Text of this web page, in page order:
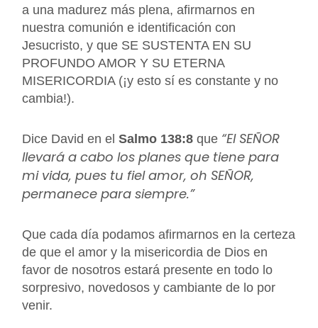
a una madurez más plena, afirmarnos en
nuestra comunión e identificación con
Jesucristo, y que SE SUSTENTA EN SU
PROFUNDO AMOR Y SU ETERNA
MISERICORDIA (¡y esto sí es constante y no
cambia!).
Dice David en elSalmo 138:8 que “El SEÑOR
llevará a cabo los planes que tiene para
mi vida, pues tu fiel amor, oh SEÑOR,
permanece para siempre.”
Que cada día podamos afirmarnos en la certeza
de que el amor y la misericordia de Dios en
favor de nosotros estará presente en todo lo
sorpresivo, novedosos y cambiante de lo por
venir.